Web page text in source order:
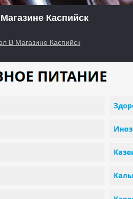
Каспийск
В Магазине Каспийск